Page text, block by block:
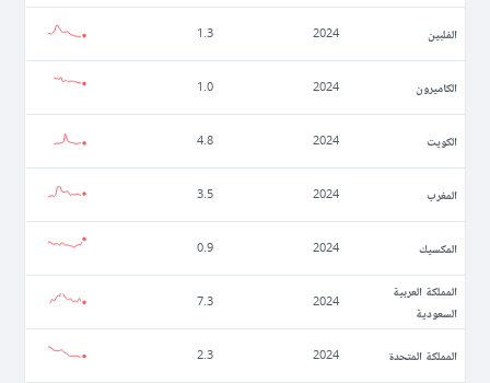
الفلبين 2024
1.3
الكاميرون 2024
1.0
الكويت 2024
4.8
المغرب 2024
3.5
المكسيك 2024
0.9
المملكة العربية
السعودية
2024
7.3
المملكة المتحدة 2024
2.3